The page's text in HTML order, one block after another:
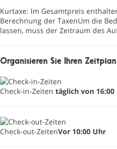
Kurtaxe: Im Gesamtpreis
Berechnung der TaxenUm die
lassen, muss der Zeitraum des
Organisieren Sie Ihren Zeitplan
Check-in-Zeiten täglich von 16:00
Check-out-ZeitenVor 10:00 Uhr